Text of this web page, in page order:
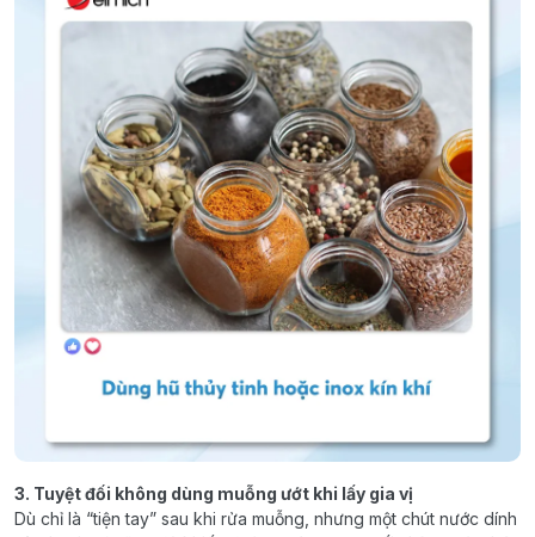
3. Tuyệt đối không dùng muỗng ướt khi lấy gia vị
Dù chỉ là “tiện tay” sau khi rửa muỗng, nhưng một chút nước dính